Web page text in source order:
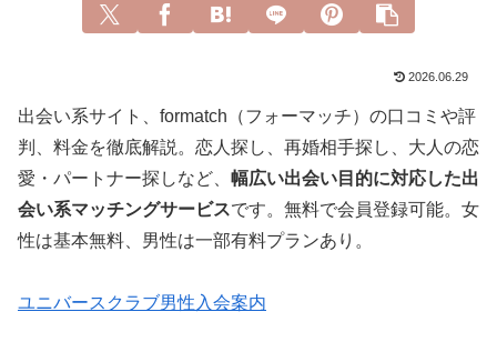
2026.06.29
出会い系サイト、formatch（フォーマッチ）の口コミや評
判、料金を徹底解説。恋人探し、再婚相手探し、大人の恋
愛・パートナー探しなど、 幅広い出会い目的に対応した出
会い系マッチングサービスです。無料で会員登録可能。女
性は基本無料、男性は一部有料プランあり。
ユニバースクラブ男性入会案内